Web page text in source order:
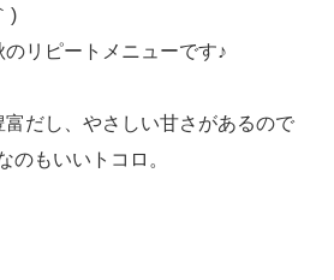
)
リピートメニューです♪
だし、やさしい甘さがあるので
のもいいトコロ。